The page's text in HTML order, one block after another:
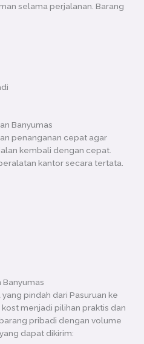
selama perjalanan. Barang
Banyumas
penanganan cepat agar
kembali dengan cepat.
kantor secara tertata.
Banyumas
pindah dari Pasuruan ke
menjadi pilihan praktis dan
pribadi dengan volume
dapat dikirim: